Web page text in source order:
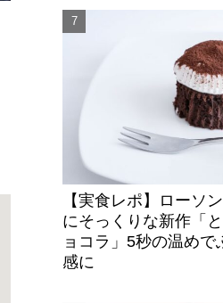
【実食レポ】ローソ
にそっくりな新作「
ョコラ」5秒の温め
感に